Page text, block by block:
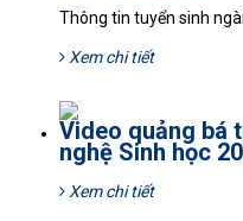
Thông tin tuyển sinh
Xem chi tiết
Video quảng bá
nghệ Sinh học
Xem chi tiết